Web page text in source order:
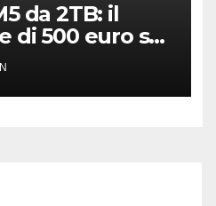
da 2TB: il
di 500 euro su